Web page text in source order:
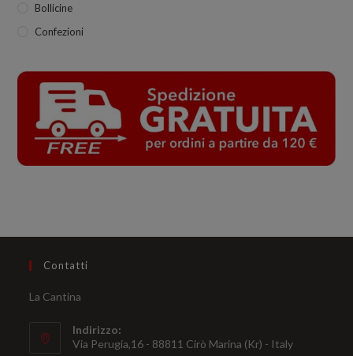
Bollicine
Confezioni
Contatti
La Cantina
Indirizzo:
Via Perugia,16 - 88811 Cirò Marina (Kr) - Italy